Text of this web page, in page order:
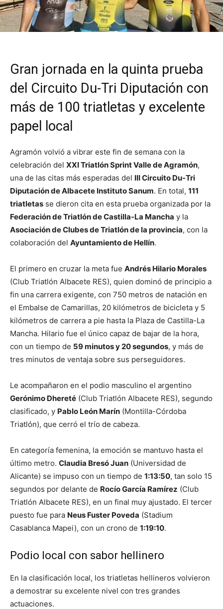
Gran jornada en la quinta prueba
del Circuito Du-Tri Diputación con
más de 100 triatletas y excelente
papel local
Agramón volvió a vibrar este fin de semana con la
celebración del XXI Triatlón Sprint Valle de Agramón,
una de las citas más esperadas del III Circuito Du-Tri
Diputación de Albacete Instituto Sanum. En total, 111
triatletas se dieron cita en esta prueba organizada por la
Federación de Triatlón de Castilla-La Mancha y la
Asociación de Clubes de Triatlón de la provincia, con la
colaboración del Ayuntamiento de Hellín.
El primero en cruzar la meta fue Andrés Hilario Morales
(Club Triatlón Albacete RES), quien dominó de principio a
fin una carrera exigente, con 750 metros de natación en
el Embalse de Camarillas, 20 kilómetros de bicicleta y 5
kilómetros de carrera a pie hasta la Plaza de Castilla-La
Mancha. Hilario fue el único capaz de bajar de la hora,
con un tiempo de 59 minutos y 20 segundos, y más de
tres minutos de ventaja sobre sus perseguidores.
Le acompañaron en el podio masculino el argentino
Gerónimo Dhereté (Club Triatlón Albacete RES), segundo
clasificado, y Pablo León Marín (Montilla-Córdoba
Triatlón), que cerró el trío de cabeza.
En categoría femenina, la emoción se mantuvo hasta el
último metro. Claudia Bresó Juan (Universidad de
Alicante) se impuso con un tiempo de 1:13:50, tan solo 15
segundos por delante de Rocío García Ramírez (Club
Triatlón Albacete RES), en un final muy ajustado. El tercer
puesto fue para Neus Fuster Poveda (Stadium
Casablanca Mapei), con un crono de 1:19:10.
Podio local con sabor hellinero
En la clasificación local, los triatletas hellineros volvieron
a demostrar su excelente nivel con tres grandes
actuaciones.